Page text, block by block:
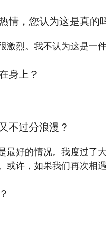
情，您认为这是真的
烈。我不认为这是一
身上？
不过分浪漫？
最好的情况。我度过了
或许，如果我们再次相